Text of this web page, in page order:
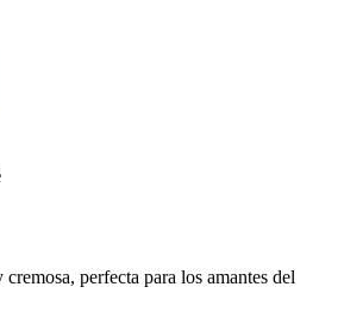
perfecta para los amantes del